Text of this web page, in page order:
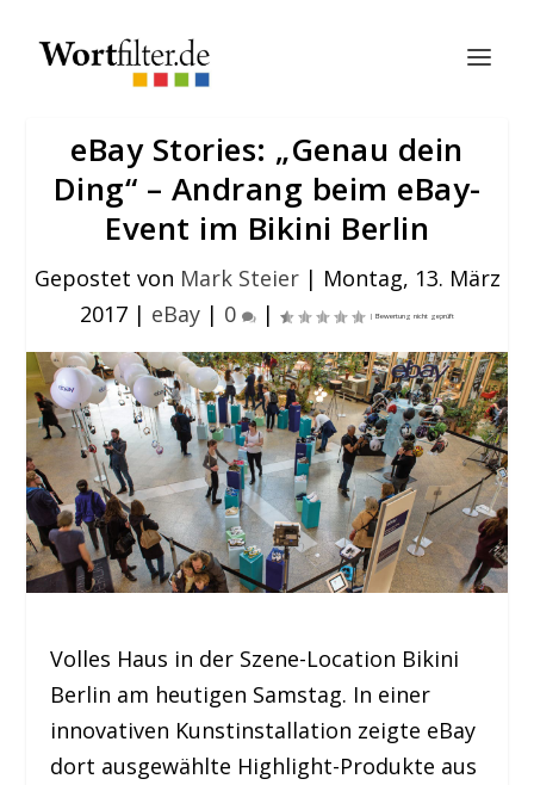
eBay Stories: „Genau dein
Ding“ – Andrang beim eBay-
Event im Bikini Berlin
Gepostet von Mark Steier| Montag, 13. März
2017 | eBay | 0 |
Volles Haus in der Szene-Location Bikini
Berlin am heutigen Samstag. In einer
innovativen Kunstinstallation zeigte eBay
dort ausgewählte Highlight-Produkte aus